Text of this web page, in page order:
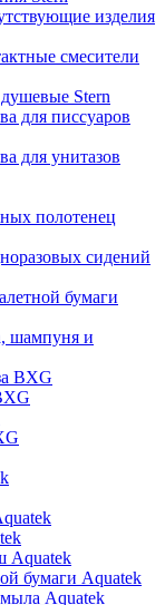
изделия
смесители
Stern
для писсуаров
для унитазов
полотенец
сидений
бумаги
шампуня и
BXG
Aquatek
бумаги Aquatek
Aquatek